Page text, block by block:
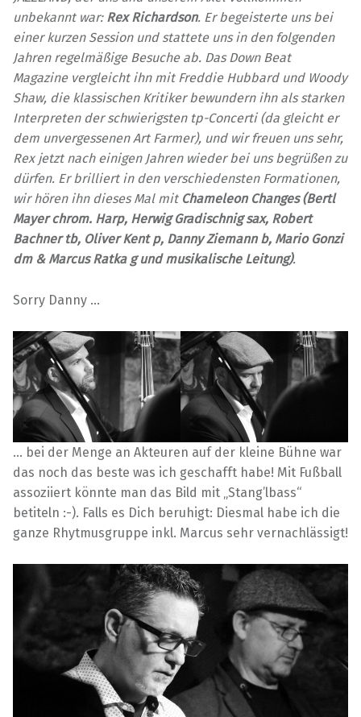
unbekannt war: Rex Richardson. Er begeisterte uns bei
einer kurzen Session und stattete uns in den folgenden
Jahren regelmäßige Besuche ab. Das Down Beat
Magazine vergleicht ihn mit Freddie Hubbard und Woody
Shaw, die klassischen Kritiker bewundern ihn als starken
Interpreten der schwierigsten tp-Concerti (da gleicht er
dem unvergessenen Art Farmer), und wir freuen uns sehr,
Rex jetzt nach einigen Jahren wieder bei uns begrüßen zu
dürfen. Er brilliert in den verschiedensten Formationen,
wir hören ihn dieses Mal mitChameleon Changes (Bertl
Mayer chrom. Harp, Herwig Gradischnig sax, Robert
Bachner tb, Oliver Kent p, Danny Ziemann b, Mario Gonzi
dm & Marcus Ratka g und musikalische Leitung).
Sorry Danny …
… bei der Menge an Akteuren auf der kleine Bühne war
das noch das beste was ich geschafft habe! Mit Fußball
assoziiert könnte man das Bild mit „Stang’lbass“
betiteln :-). Falls es Dich beruhigt: Diesmal habe ich die
ganze Rhytmusgruppe inkl. Marcus sehr vernachlässigt!